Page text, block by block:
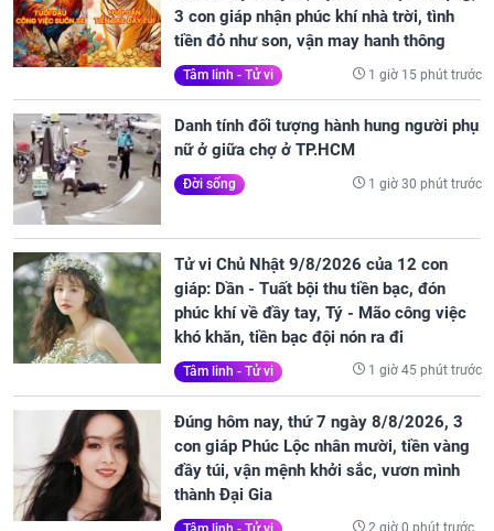
3 con giáp nhận phúc khí nhà trời, tình
tiền đỏ như son, vận may hanh thông
Tâm linh - Tử vi 1 giờ 15 phút trước
Danh tính đối tượng hành hung người phụ
nữ ở giữa chợ ở TP.HCM
Đời sống 1 giờ 30 phút trước
Tử vi Chủ Nhật 9/8/2026 của 12 con
giáp: Dần - Tuất bội thu tiền bạc, đón
phúc khí về đầy tay, Tý - Mão công việc
khó khăn, tiền bạc đội nón ra đi
Tâm linh - Tử vi 1 giờ 45 phút trước
Đúng hôm nay, thứ 7 ngày 8/8/2026, 3
con giáp Phúc Lộc nhân mười, tiền vàng
đầy túi, vận mệnh khởi sắc, vươn mình
thành Đại Gia